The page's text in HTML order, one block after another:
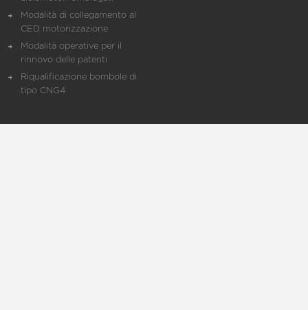
Modalità di collegamento al
CED motorizzazione
Modalità operative per il
rinnovo delle patenti
Riqualificazione bombole di
tipo CNG4